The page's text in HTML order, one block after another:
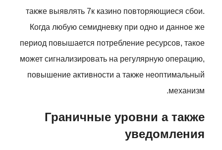
также выявлять 7к казино повторяющиеся сбои.
Когда любую семидневку при одно и данное же
период повышается потребление ресурсов, такое
может сигнализировать на регулярную операцию,
повышение активности а также неоптимальный
механизм.
Граничные уровни а также
уведомления